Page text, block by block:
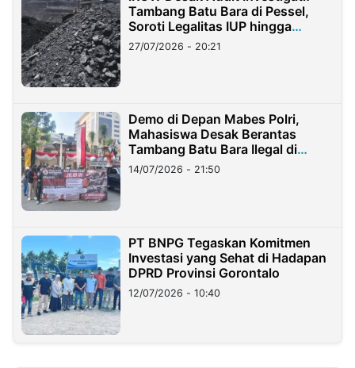
Tambang Batu Bara di Pessel,
Soroti Legalitas IUP hingga
Stockpile
27/07/2026 - 20:21
Demo di Depan Mabes Polri,
Mahasiswa Desak Berantas
Tambang Batu Bara Ilegal di
Lampung
14/07/2026 - 21:50
PT BNPG Tegaskan Komitmen
Investasi yang Sehat di Hadapan
DPRD Provinsi Gorontalo
12/07/2026 - 10:40